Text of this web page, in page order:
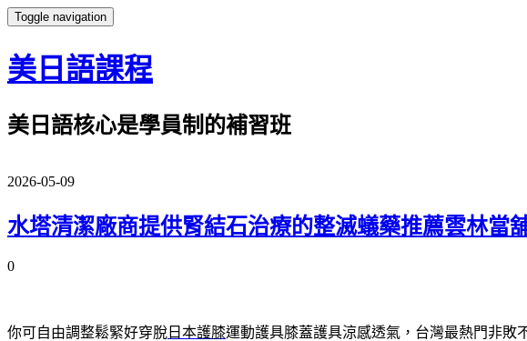
Toggle navigation
美日語課程
美日語核心是學員制的補習班
2026-05-09
水塔清潔廠商提供腎結石治療的整滅蟻藥推薦雲林當
0
你可自由調整鬆緊好穿脫 日本護膝運動護具膝蓋護具涼感透氣，台灣最熱門非敗